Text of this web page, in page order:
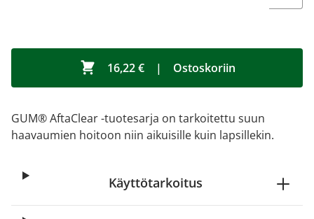
16,22 € | Ostoskoriin
GUM® AftaClear -tuotesarja on tarkoitettu suun
haavaumien hoitoon niin aikuisille kuin lapsillekin.
Käyttötarkoitus